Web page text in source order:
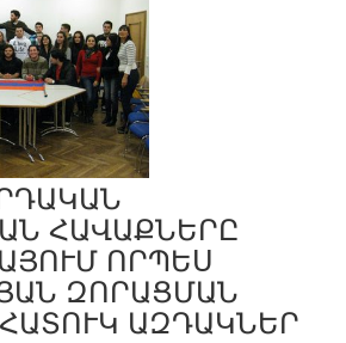
ՀԱՎԱՔՆԵՐԸ
ՈՐՊԵՍ
ԶՈՐԱՑՄԱՆ
ԱԶԴԱԿՆԵՐ